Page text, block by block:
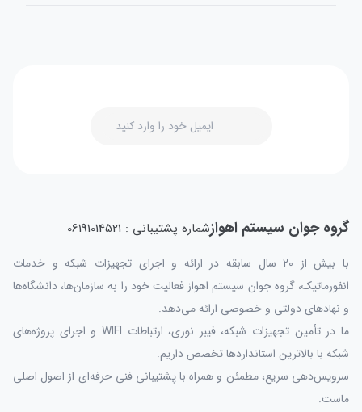
گروه جوان سیستم اهوازشماره پشتیبانی : 06191014521
با بیش از 20 سال سابقه در ارائه و اجرای تجهیزات شبکه و خدمات
انفورماتیک، گروه جوان سیستم اهواز فعالیت خود را به سازمان‌ها، دانشگاه‌ها
و نهادهای دولتی و خصوصی ارائه می‌دهد.
ما در تأمین تجهیزات شبکه، فیبر نوری، ارتباطات WIFI و اجرای پروژه‌های
شبکه با بالاترین استانداردها تخصص داریم.
سرویس‌دهی سریع، مطمئن و همراه با پشتیبانی فنی حرفه‌ای از اصول اصلی
ماست.